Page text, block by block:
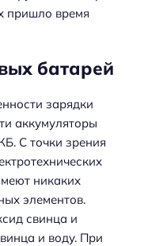
пришло время
батарей
зарядки
аккумуляторы
С точки зрения
никаких
элементов.
свинца и
и воду. При